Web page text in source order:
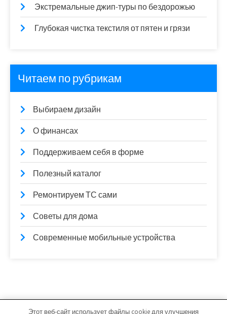
Экстремальные джип-туры по бездорожью
Глубокая чистка текстиля от пятен и грязи
Читаем по рубрикам
Выбираем дизайн
О финансах
Поддерживаем себя в форме
Полезный каталог
Ремонтируем ТС сами
Советы для дома
Современные мобильные устройства
Этот веб-сайт использует файлы cookie для улучшения